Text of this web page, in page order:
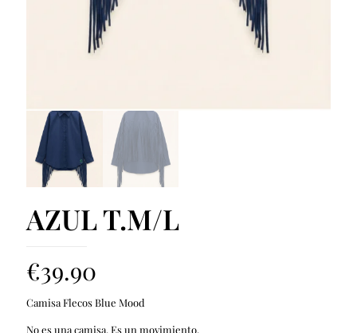
AZUL T.M/L
€39.90
Camisa Flecos Blue Mood
No es una camisa. Es un movimiento.